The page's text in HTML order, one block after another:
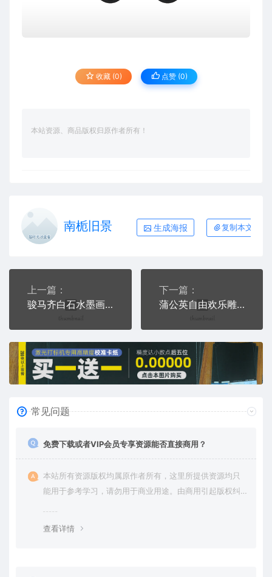
收藏 (0) 点赞 (0)
本站资源、商品版权归原作者所有！
南栀旧景 生成海报 复制本文链接
上一篇：
骏马齐白石水墨画雕刻激光打标文件通用位图
下一篇：
蒲公英自由欢乐雕刻激光打标文件通用位图
常见问题
免费下载或者VIP会员专享资源能否直接商用？
本站所有资源版权均属原作者所有，这里所提供资源均只
能用于参考学习，请勿用于商业用途。由商用引起版权纠
查看详情